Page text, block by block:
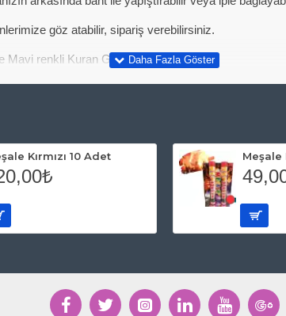
göz atabilir, sipariş verebilirsiniz.
Mavi renkli Kuran Geçtim
Kırmızı 10 Adet Meşale